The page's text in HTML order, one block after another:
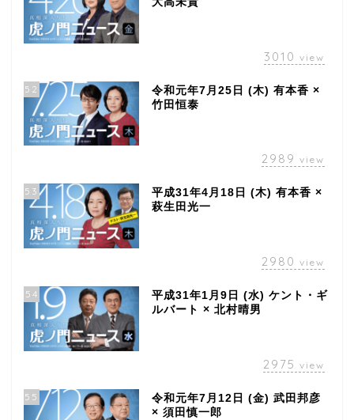
3010 view
52
令和元年7月25日 (木) 有本香 ×
竹田恒泰
2989 view
53
平成31年4月18日 (木) 有本香 ×
萩生田光一
2980 view
54
平成31年1月9日 (水) ケント・ギ
ルバート × 北村晴男
2975 view
55
令和元年7月12日 (金) 武田邦彦
× 須田慎一郎